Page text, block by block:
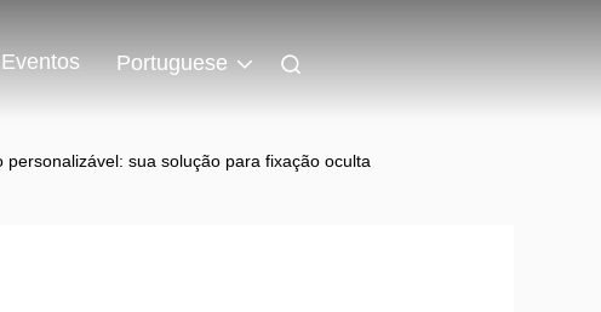
Eventos Portuguese
sua solução para fixação oculta